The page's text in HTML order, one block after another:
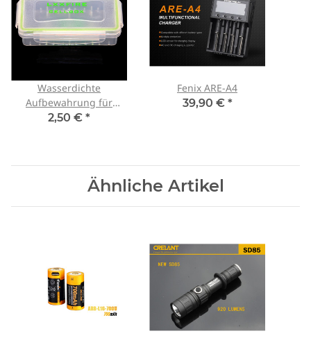
Wasserdichte
Aufbewahrung für
2x18650er (Batteriebox)
2,50 € *
Fenix ARE-A4
39,90 € *
Ähnliche Artikel